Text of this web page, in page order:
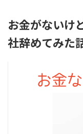
お金がないけ
社辞めてみた